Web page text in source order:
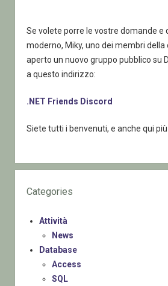
Se volete porre le vostre domande e
moderno, Miky, uno dei membri
aperto un nuovo gruppo pubblico su
a questo indirizzo:
.NET Friends Discord
Siete tutti i benvenuti, e anche qui
Categories
Attività
News
Database
Access
SQL